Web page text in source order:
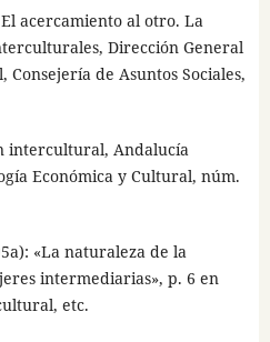
El acercamiento al otro. La
Dirección General
Consejería de Asuntos Sociales,
intercultural, Andalucía
Económica y Cultural, núm.
«La naturaleza de la
intermediarias», p. 6 en
etc.